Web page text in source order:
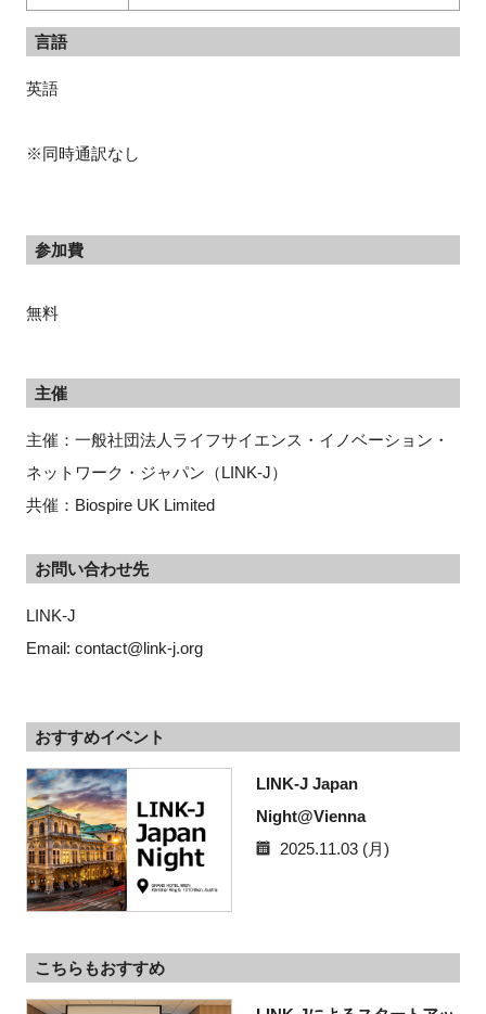
言語
英語
※同時通訳なし
参加費
無料
主催
主催：一般社団法人ライフサイエンス・イノベーション・
ネットワーク・ジャパン（LINK-J）
共催：Biospire UK Limited
お問い合わせ先
LINK-J
Email: contact@link-j.org
おすすめイベント
LINK-J Japan
Night@Vienna
2025.11.03 (月)
こちらもおすすめ